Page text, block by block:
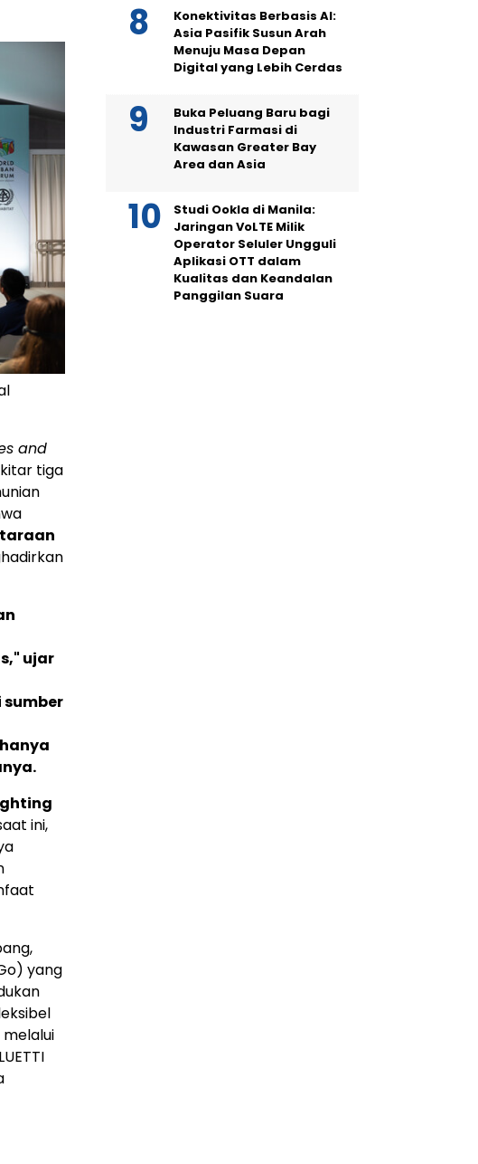
and
tiga
ujar
sumber
ini,
yang
Konektivitas Berbasis AI:
Asia Pasifik Susun Arah
Menuju Masa Depan
Digital yang Lebih Cerdas
Buka Peluang Baru bagi
Industri Farmasi di
Kawasan Greater Bay
Area dan Asia
Studi Ookla di Manila:
Jaringan VoLTE Milik
Operator Seluler Ungguli
Aplikasi OTT dalam
Kualitas dan Keandalan
Panggilan Suara